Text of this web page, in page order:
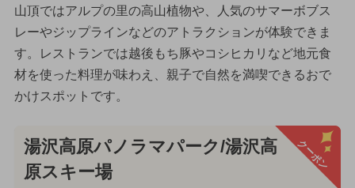
山頂ではアルプの里の高山植物や、人気のサマーボブス
レーやジップラインなどのアトラクションが体験できま
す。レストランでは越後もち豚やコシヒカリなど地元食
材を使った料理が味わえ、親子で自然を満喫できるおで
かけスポットです。
クーポン
湯沢高原パノラマパーク/湯沢高
原スキー場